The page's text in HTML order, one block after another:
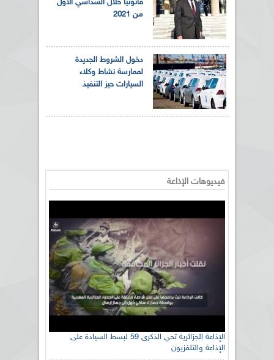
قانونيا خلال السداسي الأول
من 2021
دخول الشروط الجديدة
لممارسة نشاط وكلاء
السيارات حيز التنفيذ
فيديوهات الإذاعة
الإذاعة الجزائرية تحي الذكرى 59 لبسط السيادة على
الإذاعة والتلفزيون